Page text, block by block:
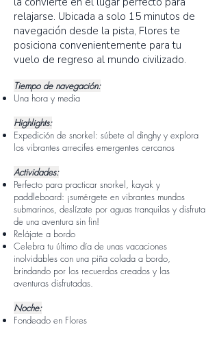
relajarse. Ubicada a solo 15 minutos de
navegación desde la pista, Flores te
posiciona convenientemente para tu
vuelo de regreso al mundo civilizado.
Tiempo de navegación:
Una hora y media
Highlights:
Expedición de snorkel: súbete al dinghy y explora
los vibrantes arrecifes emergentes cercanos
Actividades:
Perfecto para practicar snorkel, kayak y
paddleboard: ¡sumérgete en vibrantes mundos
submarinos, deslízate por aguas tranquilas y disfruta
de una aventura sin fin!
Relájate a bordo
Celebra tu último día de unas vacaciones
inolvidables con una piña colada a bordo,
brindando por los recuerdos creados y las
aventuras disfrutadas.
Noche:
Fondeado en Flores